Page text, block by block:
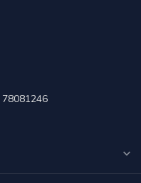
78081246